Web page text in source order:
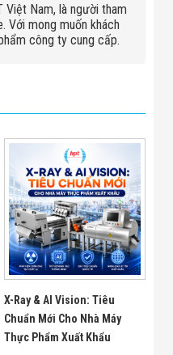
Việt Nam, là người tham
Với mong muốn khách
công ty cung cấp.
X-Ray & AI Vision: Tiêu
Chuẩn Mới Cho Nhà Máy
Thực Phẩm Xuất Khẩu